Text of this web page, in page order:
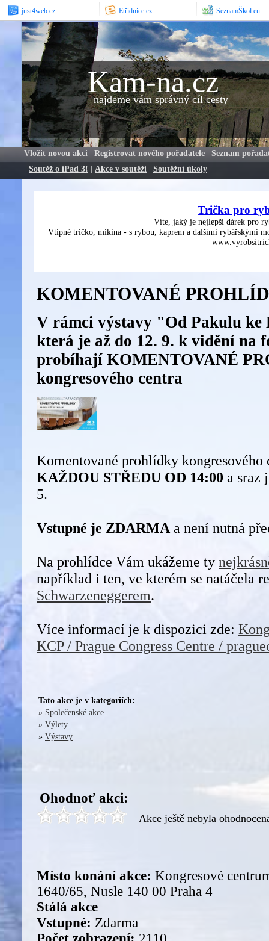
just4web.cz Etřídnice.cz SeznamŠkol.eu
Kam-na.cz
najdeme vám správný cíl cesty
Vložit novou akci | Registrovat nového pořadatele | Seznam
Soutěž o iPad 3! | Akce v soutěži | Soutěžní úkoly
Trička pro
Víte, jaký je nejlepší dárek pro
Vtipné tričko, mikina - s rybou, kaprem a dalšími rybářskými
KOMENTOVANÉ
V rámci výstavy "Od Pakulu ke
která je až do 12. 9. k vidění na
probíhají KOMENTOVANÉ
kongresového centra
Komentované prohlídky kongresového
KAŽDOU STŘEDU OD 14:00 a sraz
5.
Vstupné je ZDARMA a není nutná
Na prohlídce Vám ukážeme ty
například i ten, ve kterém se natáčela
Schwarzeneggerem.
Více informací je k dispozici zde:
KCP / Prague Congress Centre /
Tato akce je v kategoriích:
» Společenské akce
» Výlety
» Výstavy
Ohodnoť akci:
Akce ještě nebyla
Místo konání akce: Kongresové
1640/65, Nusle 140 00 Praha 4
Stálá akce
Vstupné: Zdarma